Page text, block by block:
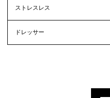
ストレスレス
ドレッサー